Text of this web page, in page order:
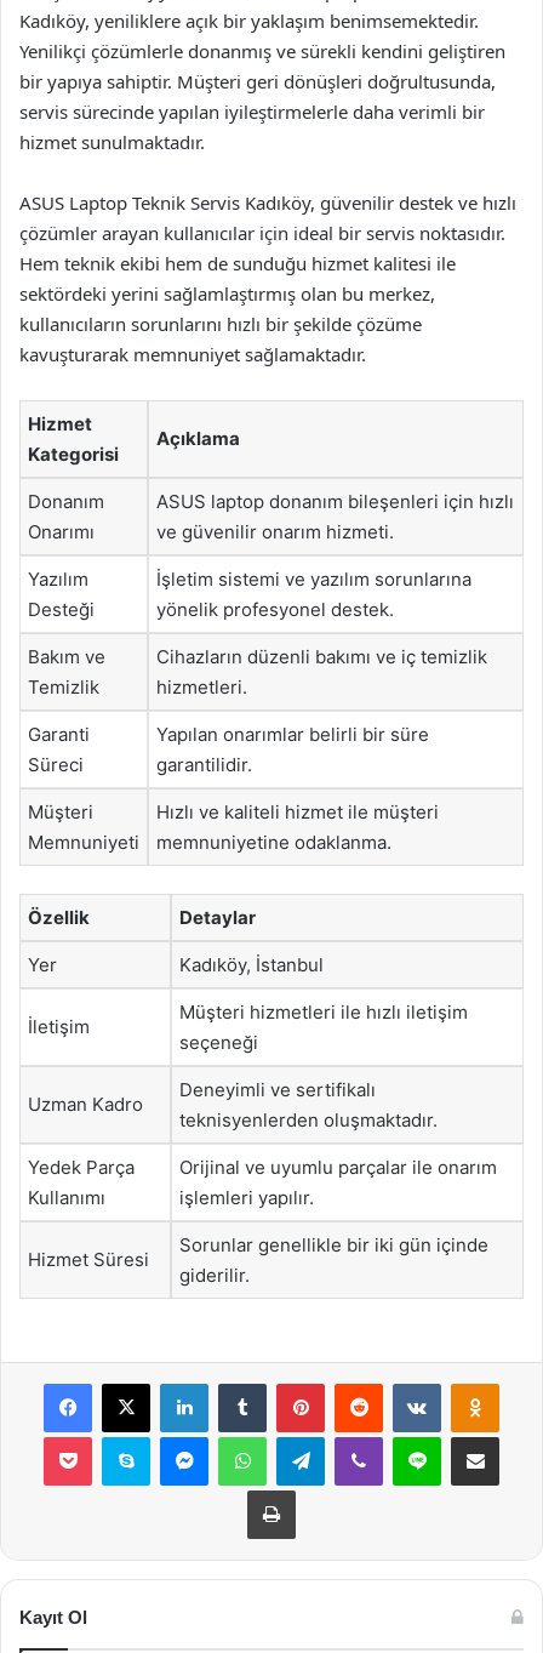
Kadıköy, yeniliklere açık bir yaklaşım benimsemektedir.
Yenilikçi çözümlerle donanmış ve sürekli kendini geliştiren
bir yapıya sahiptir. Müşteri geri dönüşleri doğrultusunda,
servis sürecinde yapılan iyileştirmelerle daha verimli bir
hizmet sunulmaktadır.
ASUS Laptop Teknik Servis Kadıköy, güvenilir destek ve hızlı
çözümler arayan kullanıcılar için ideal bir servis noktasıdır.
Hem teknik ekibi hem de sunduğu hizmet kalitesi ile
sektördeki yerini sağlamlaştırmış olan bu merkez,
kullanıcıların sorunlarını hızlı bir şekilde çözüme
kavuşturarak memnuniyet sağlamaktadır.
Hizmet
Kategorisi
Açıklama
Donanım
Onarımı
ASUS laptop donanım bileşenleri için hızlı
ve güvenilir onarım hizmeti.
Yazılım
Desteği
İşletim sistemi ve yazılım sorunlarına
yönelik profesyonel destek.
Bakım ve
Temizlik
Cihazların düzenli bakımı ve iç temizlik
hizmetleri.
Garanti
Süreci
Yapılan onarımlar belirli bir süre
garantilidir.
Müşteri
Memnuniyeti
Hızlı ve kaliteli hizmet ile müşteri
memnuniyetine odaklanma.
Özellik Detaylar
Yer Kadıköy, İstanbul
İletişim
Müşteri hizmetleri ile hızlı iletişim
seçeneği
Uzman Kadro
Deneyimli ve sertifikalı
teknisyenlerden oluşmaktadır.
Yedek Parça
Kullanımı
Orijinal ve uyumlu parçalar ile onarım
işlemleri yapılır.
Hizmet Süresi
Sorunlar genellikle bir iki gün içinde
giderilir.
Facebook
X LinkedInTumblr PinterestReddit VKontakte
Pocket Skype MessengerWhatsAppTelegramViber Line E-Posta ile
Yazdır
Kayıt Ol